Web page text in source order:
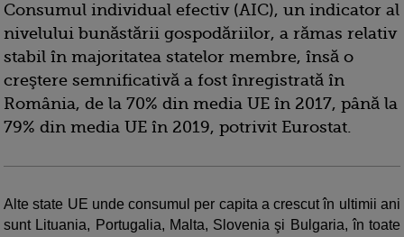
Consumul individual efectiv (AIC), un indicator al
nivelului bunăstării gospodăriilor, a rămas relativ
stabil în majoritatea statelor membre, însă o
creştere semnificativă a fost înregistrată în
România, de la 70% din media UE în 2017, până la
79% din media UE în 2019, potrivit Eurostat.
Alte state UE unde consumul per capita a crescut în ultimii ani
sunt Lituania, Portugalia, Malta, Slovenia şi Bulgaria, în toate